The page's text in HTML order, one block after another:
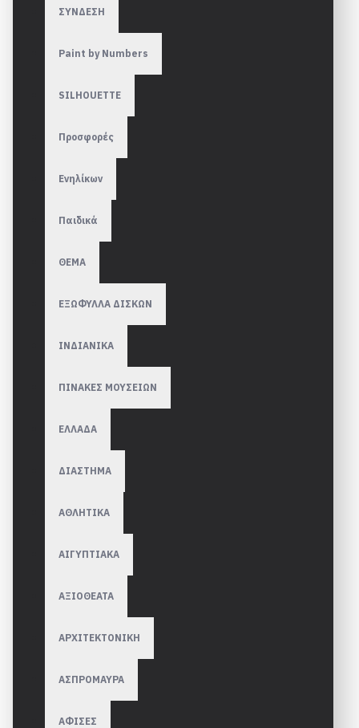
ΣΥΝΔΕΣΗ
Paint by Numbers
SILHOUETTE
Προσφορές
Ενηλίκων
Παιδικά
ΘΕΜΑ
ΕΞΩΦΥΛΛΑ ΔΙΣΚΩΝ
ΙΝΔΙΑΝΙΚΑ
ΠΙΝΑΚΕΣ ΜΟΥΣΕΙΩΝ
ΕΛΛΑΔΑ
ΔΙΑΣΤΗΜΑ
ΑΘΛΗΤΙΚΑ
ΑΙΓΥΠΤΙΑΚΑ
ΑΞΙΟΘΕΑΤΑ
ΑΡΧΙΤΕΚΤΟΝΙΚΗ
ΑΣΠΡΟΜΑΥΡΑ
ΑΦΙΣΕΣ